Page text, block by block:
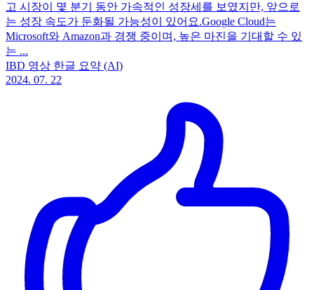
고 시장이 몇 분기 동안 가속적인 성장세를 보였지만, 앞으로
는 성장 속도가 둔화될 가능성이 있어요.Google Cloud는
Microsoft와 Amazon과 경쟁 중이며, 높은 마진을 기대할 수 있
는 ...
IBD 영상 한글 요약 (AI)
2024. 07. 22